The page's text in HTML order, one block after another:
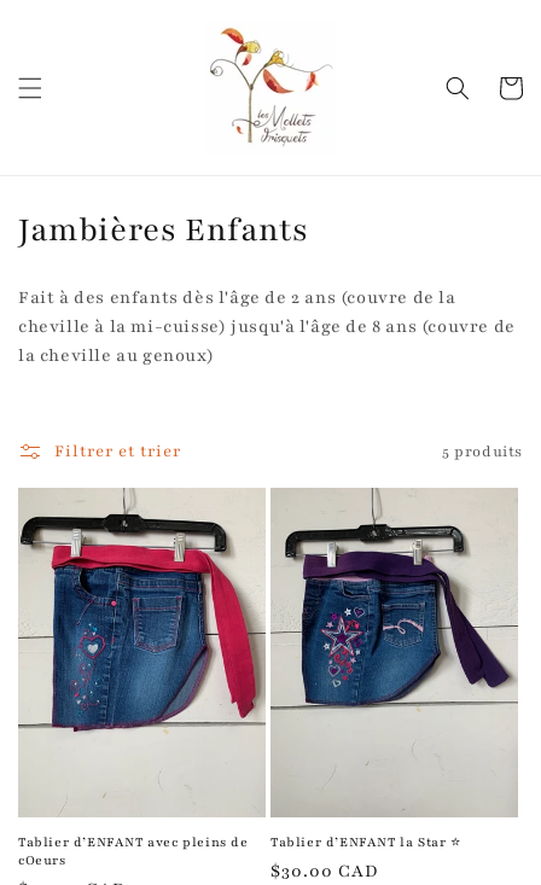
Panier
C
l
l
c
t
i
n
Jambières Enfants
Fait à des enfants dès l'âge de 2 ans (couvre de la
cheville à la mi-cuisse) jusqu'à l'âge de 8 ans (couvre de
la cheville au genoux)
Filtrer et trier 5 produits
Tablier d’ENFANT avec pleins de
cOeurs
Tablier d’ENFANT la Star ⭐️
Prix
$30.00 CAD